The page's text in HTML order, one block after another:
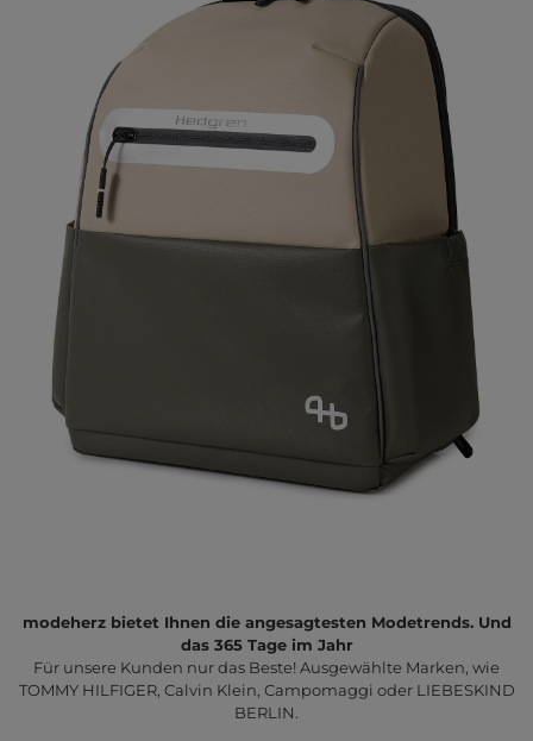
modeherz bietet Ihnen die angesagtesten Modetrends. Und
das 365 Tage im Jahr
Für unsere Kunden nur das Beste! Ausgewählte Marken, wie
TOMMY HILFIGER, Calvin Klein, Campomaggi oder LIEBESKIND
BERLIN.